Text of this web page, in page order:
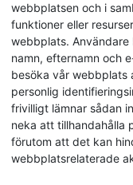
webbplatsen och i
funktioner eller
webbplats.
namn, efternamn och
besöka vår webbplats
personlig
frivilligt lämnar sådan
neka att tillhandahålla
förutom att det kan
webbplatsrelaterade